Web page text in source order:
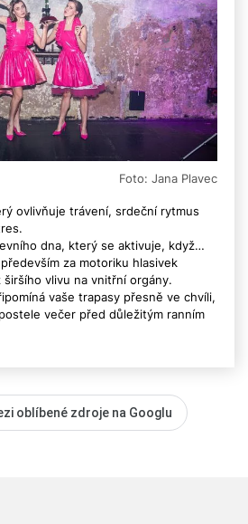
Foto: Jana Plavec
ovlivňuje trávení, srdeční rytmus
dna, který se aktivuje, když…
za motoriku hlasivek
širšího vlivu na vnitřní orgány.
vaše trapasy přesně ve chvíli,
večer před důležitým ranním
oblíbené zdroje na Googlu